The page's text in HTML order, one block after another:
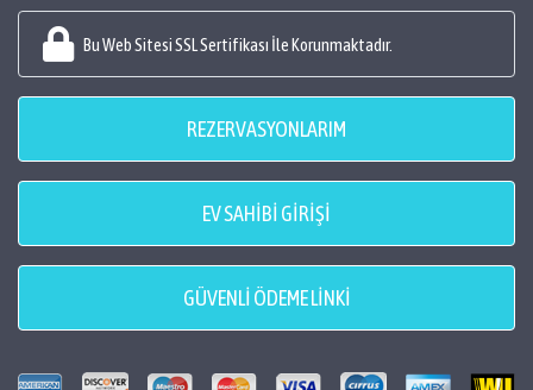
Bu Web Sitesi SSL Sertifikası İle Korunmaktadır.
REZERVASYONLARIM
EV SAHİBİ GİRİŞİ
GÜVENLİ ÖDEME LİNKİ